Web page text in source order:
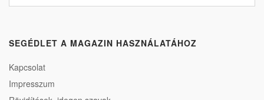
SEGÉDLET A MAGAZIN HASZNÁLATÁHOZ
Kapcsolat
Impresszum